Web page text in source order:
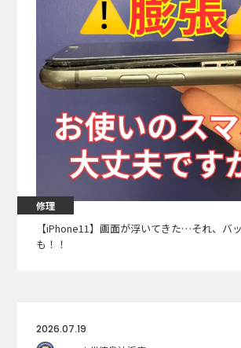
修理
【iPhone11】画面が浮いてきた…それ、バ
も！！
2026.07.19